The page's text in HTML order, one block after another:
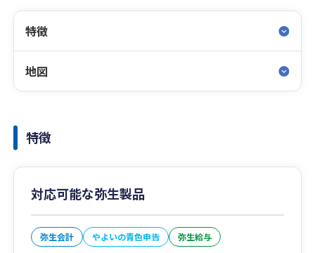
特徴
地図
特徴
対応可能な弥生製品
弥生会計 やよいの青色申告 弥生給与